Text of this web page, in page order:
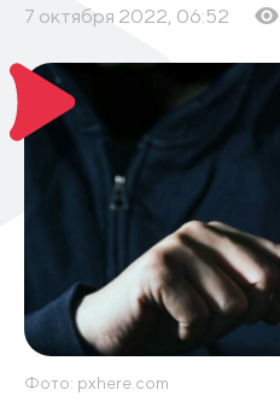
7 октября 2022, 06:52
Фото: pxhere.com